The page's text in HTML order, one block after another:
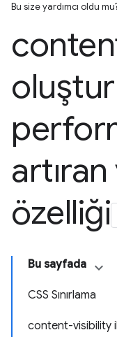
Bu size yardımcı oldu
özelliği
Bu sayfada
CSS Sınırlama
content-visibility